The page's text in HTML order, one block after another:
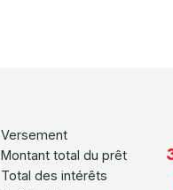
Versement
Montant total du prêt
Total des intérêts